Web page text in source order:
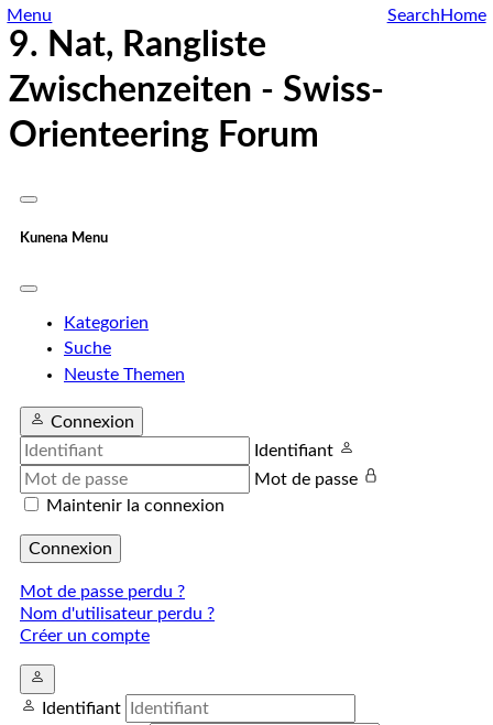
9. Nat, Rangliste
Zwischenzeiten - Swiss-
Orienteering Forum
Menu Search Home
Kunena Menu
Kategorien
Suche
Neuste Themen
Connexion
Identifiant
Mot de passe
Maintenir la connexion
Connexion
Mot de passe perdu ?
Nom d'utilisateur perdu ?
Créer un compte
Identifiant